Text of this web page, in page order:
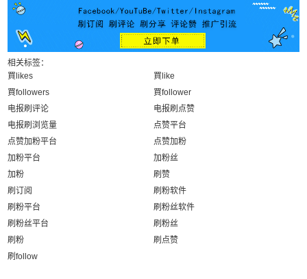
相关标签：
買likes
買like
買followers
買follower
电报刷评论
电报刷点赞
电报刷浏览量
点赞平台
点赞加粉平台
点赞加粉
加粉平台
加粉丝
加粉
刷赞
刷订阅
刷粉软件
刷粉平台
刷粉丝软件
刷粉丝平台
刷粉丝
刷粉
刷点赞
刷follow